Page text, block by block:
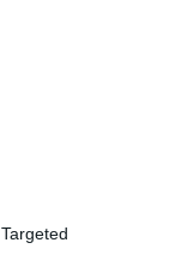
185 fogorvos és